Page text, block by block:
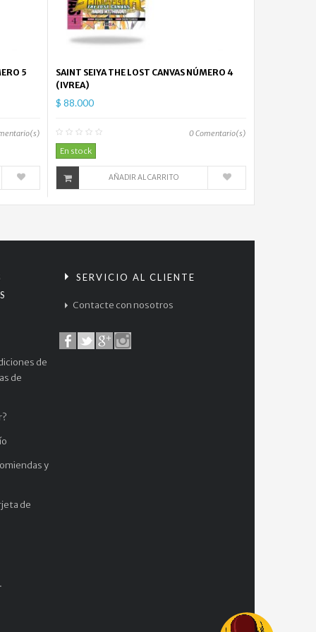
5
SAINT SEIYA THE LOST CANVAS NÚMERO 4
(IVREA)
$ 88.000
0Comentario(s)
En stock
AÑADIR AL CARRITO
de
de
y
de
SERVICIO AL CLIENTE
Contacte con nosotros